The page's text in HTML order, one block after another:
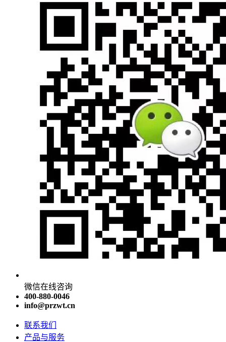
微信在线咨询
400-880-0046
info@przwt.cn
联系我们
产品与服务